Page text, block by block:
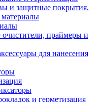
и защитные покрытия,
материалы
праймеры и
для нанесения
и герметизация